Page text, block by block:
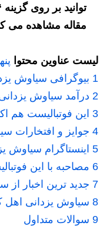
توانید بر روی
مقاله مشاهده می
لیست عناوین محتوا
1 بیوگرافی سیاوش
2 درآمد سیاوش
3 این فوتبالیست هم
4 جوایز و افتخارات
5 اینستاگرام سیاوش
6 مصاحبه با این
7 جدید ترین اخبار از
8 سیاوش یزدانی
9 سوالات متداول